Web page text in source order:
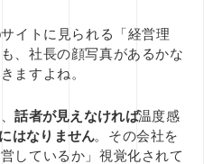
イトに見られる「経営理
、社長の顔写真があるかな
ますよね。
話者が見えなければ温度感
はなりません。その会社を
しているか」視覚化されて